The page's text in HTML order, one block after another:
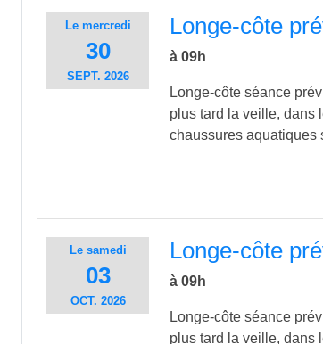
Le mercredi
30
SEPT. 2026
Longe-côte
à 09h
Longe-côte séance
plus tard la veille, dans
chaussures aquatiques
Le samedi
03
OCT. 2026
Longe-côte
à 09h
Longe-côte séance
plus tard la veille, dans